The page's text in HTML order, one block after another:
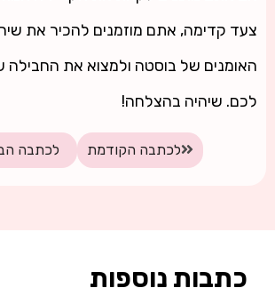
צעד קדימה, אתם מוזמנים להכיר את
האומנים של בוסטה ולמצוא את החבילה
לכם. שיהיה בהצלחה!
לכתבה הקודמת לכתבה
כתבות נוספות